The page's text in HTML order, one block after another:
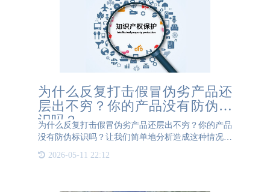
为什么反复打击假冒伪劣产品还
层出不穷？你的产品没有防伪标
识吗？
为什么反复打击假冒伪劣产品还层出不穷？你的产品
没有防伪标识吗？让我们简单地分析造成这种情况的
直接原因： 第一、不法分子受到利益驱动，大量造
假，以低价诱导商家拿货，诱导消费者购买，长期以
2026-05-11 22:12